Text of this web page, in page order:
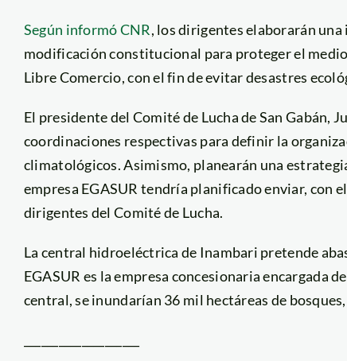
Según informó CNR, los dirigentes elaborarán
modificación constitucional para proteger el
Libre Comercio, con el fin de evitar desastres
El presidente del Comité de Lucha de San Gabán,
coordinaciones respectivas para definir la
climatológicos. Asimismo, planearán una
empresa EGASUR tendría planificado enviar, con
dirigentes del Comité de Lucha.
La central hidroeléctrica de Inambari pretende
EGASUR es la empresa concesionaria encargada
central, se inundarían 36 mil hectáreas de